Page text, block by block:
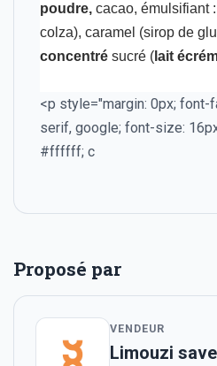
poudre,cacao, émulsifiant
colza), caramel (sirop de
concentré sucré (lait
<p style="margin: 0px; font-
serif, google; font-size:
#ffffff; c
Proposé par
VENDEUR
Limouzi